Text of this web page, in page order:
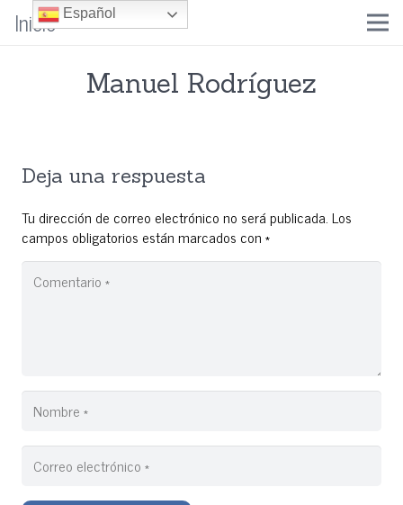
Inicio
Manuel Rodríguez
Deja una respuesta
Tu dirección de correo electrónico no será publicada.Los
campos obligatorios están marcados con*
Español